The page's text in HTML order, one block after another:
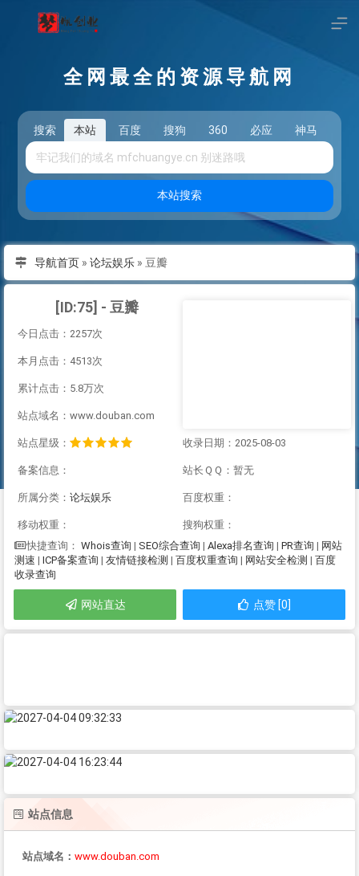
全网最全的资源导航网
搜索 本站 百度 搜狗 360 必应 神马
本站搜索
导航首页» 论坛娱乐» 豆瓣
[ID:75] - 豆瓣
今日点击：2257次
本月点击：4513次
累计点击：5.8万次
站点域名：www.douban.com
站点星级： 收录日期：2025-08-03
备案信息： 站长ＱＱ：暂无
所属分类： 论坛娱乐 百度权重：
移动权重： 搜狗权重：
快捷查询： Whois查询 | SEO综合查询 | Alexa排名查询 | PR查询 | 网站
测速 | ICP备案查询 | 友情链接检测 | 百度权重查询 | 网站安全检测 | 百度
收录查询
网站直达 点赞 [0]
站点信息
站点域名： www.douban.com